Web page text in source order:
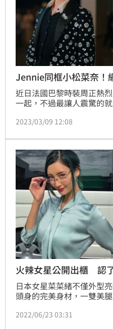
Jennie同框小松菜奈！
近日法國巴黎時裝周正熱
一起，不過最讓人震驚的
Jennie，以及日本知名「
「GD（權志龍）前女友們
2023/03/09 12:08
火辣女星公開出櫃 認
日本女星菜菜緒不僅外型
頭身的完美身材，一雙美
進行「Q&A問答」針對粉
2022/06/23 03:31